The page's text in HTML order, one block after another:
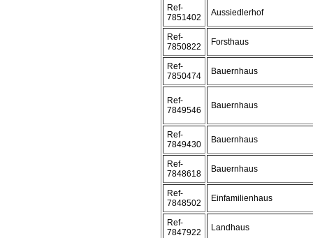
Ref-
7851402
Aussiedlerhof
Ref-
7850822
Forsthaus
Ref-
7850474
Bauernhaus
Ref-
7849546
Bauernhaus
Ref-
7849430
Bauernhaus
Ref-
7848618
Bauernhaus
Ref-
7848502
Einfamilienhaus
Ref-
7847922
Landhaus